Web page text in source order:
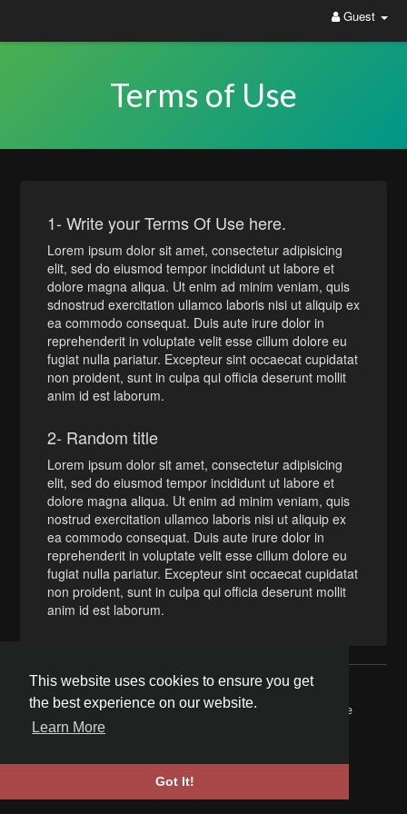
This website uses cookies to ensure you get
the best experience on our website.
Learn More
Got It!
Guest
Terms of Use
1- Write your Terms Of Use here.
Lorem ipsum dolor sit amet, consectetur adipisicing
elit, sed do eiusmod tempor incididunt ut labore et
dolore magna aliqua. Ut enim ad minim veniam, quis
sdnostrud exercitation ullamco laboris nisi ut aliquip ex
ea commodo consequat. Duis aute irure dolor in
reprehenderit in voluptate velit esse cillum dolore eu
fugiat nulla pariatur. Excepteur sint occaecat cupidatat
non proident, sunt in culpa qui officia deserunt mollit
anim id est laborum.
2- Random title
Lorem ipsum dolor sit amet, consectetur adipisicing
elit, sed do eiusmod tempor incididunt ut labore et
dolore magna aliqua. Ut enim ad minim veniam, quis
nostrud exercitation ullamco laboris nisi ut aliquip ex
ea commodo consequat. Duis aute irure dolor in
reprehenderit in voluptate velit esse cillum dolore eu
fugiat nulla pariatur. Excepteur sint occaecat cupidatat
non proident, sunt in culpa qui officia deserunt mollit
anim id est laborum.
© 2026 BiblePay Social Media
Home
About Contact Us Privacy Policy
Terms of Use